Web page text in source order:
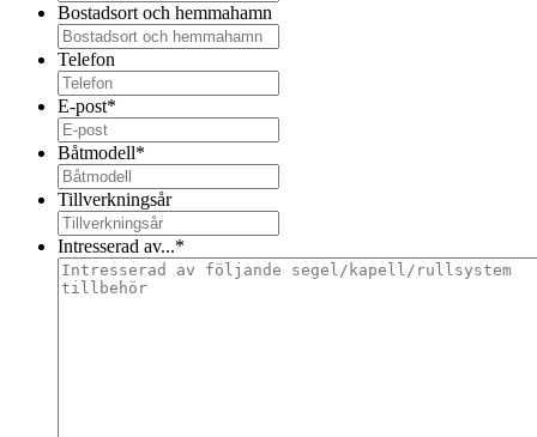
Bostadsort och hemmahamn
Telefon
E-post*
Båtmodell*
Tillverkningsår
Intresserad av...*